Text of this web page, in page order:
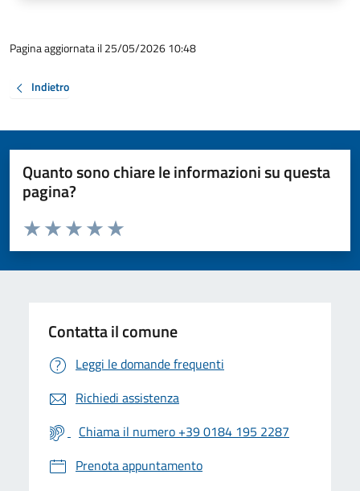
Pagina aggiornata il 25/05/2026 10:48
Indietro
Quanto sono chiare le informazioni su questa
pagina?
Valuta da 1 a 5 stelle la pagina
Valuta 5 stelle su 5
Valuta 4 stelle su 5
Valuta 3 stelle su 5
Valuta 2 stelle su 5
Valuta 1 stelle su 5
Contatta il comune
Leggi le domande frequenti
Richiedi assistenza
Chiama il numero +39 0184 195 2287
Prenota appuntamento